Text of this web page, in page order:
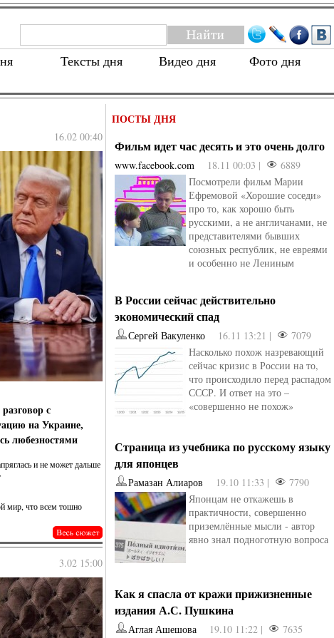
Тексты дня Видео дня Фото дня
16.02 00:40
с
на Украине,
любезностями
и не может дальше
мир, что всем тошно
3.02 15:00
ПОСТЫ ДНЯ
Фильм идет час десять и это очень долго
www.facebook.com 18.11 00:03 |
6889
Посмотрели фильм Марии
Ефремовой «Хорошие соседи»
про то, как хорошо быть
русскими, а не англичанами, не
представителями бывших
союзных республик, не евреями
и особенно не Лениным
В России сейчас действительно
экономический спад
Сергей Вакуленко 16.11 13:21 |
7079
Насколько похож назревающий
сейчас кризис в России на то,
что происходило перед распадом
СССР. И ответ на это –
«совершенно не похож»
Страница из учебника по русскому языку
для японцев
Рамазан Алиаров 19.10 11:33 |
7790
Японцам не откажешь в
практичности, совершенно
приземлённые мысли - автор
явно знал подноготную вопроса
Как я спасла от кражи прижизненные
издания А.С. Пушкина
Аглая Ашешова 19.10 11:22 |
7635